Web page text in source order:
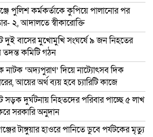
পুলিশ কর্মকর্তাকে কুপিয়ে পালানোর পর
২, আদালতে স্বীকারোক্তি
দুই বাসের মুখোমুখি সংঘর্ষে ৯ জন নিহতের
তদন্ত কমিটি গঠন
নাটক ‘অদ্যপুরাণ’ দিয়ে নাট্যোৎসব দিক
আয়ের অর্থ ব্যয় হবে চ্যারিটি কাজে
সড়ক দুর্ঘটনায় নিহতদের পরিবার পাচ্ছে ৫ লাখ
সরকারি অনুদান
টাঙ্গুয়ার হাওরে পানিতে ডুবে পর্যটকের মৃত্যু